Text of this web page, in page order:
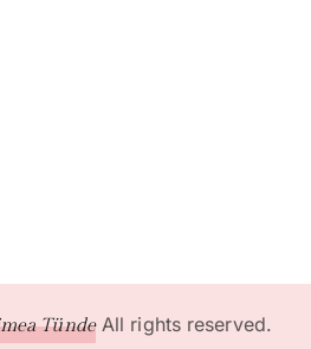
TündeAll rights reserved.